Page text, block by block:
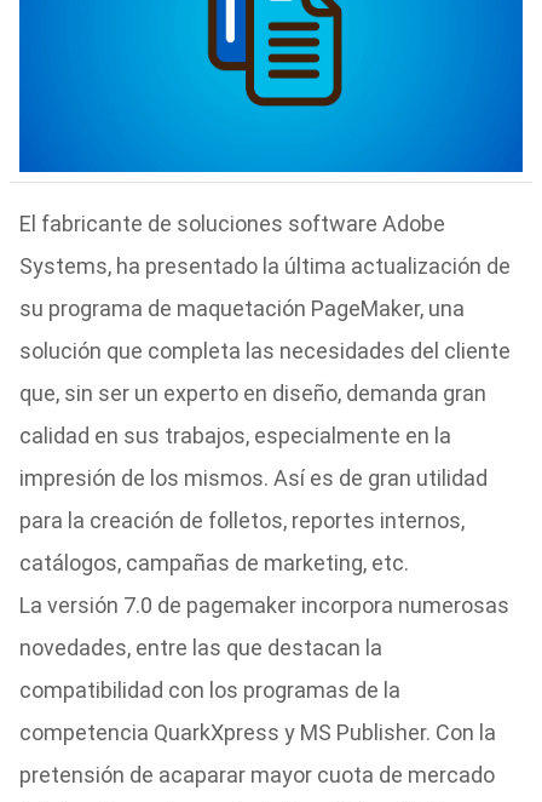
El fabricante de soluciones software Adobe
Systems, ha presentado la última actualización de
su programa de maquetación PageMaker, una
solución que completa las necesidades del cliente
que, sin ser un experto en diseño, demanda gran
calidad en sus trabajos, especialmente en la
impresión de los mismos. Así es de gran utilidad
para la creación de folletos, reportes internos,
catálogos, campañas de marketing, etc.
La versión 7.0 de pagemaker incorpora numerosas
novedades, entre las que destacan la
compatibilidad con los programas de la
competencia QuarkXpress y MS Publisher. Con la
pretensión de acaparar mayor cuota de mercado